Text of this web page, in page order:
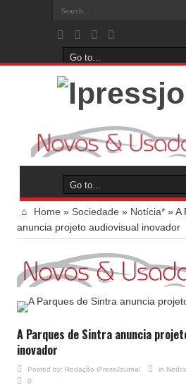
Home » Sociedade » Notícia* »A
anuncia projeto audiovisual inovador
A Parques de Sintra anuncia
inovador
Posted by: Redação iPressJournal in
0